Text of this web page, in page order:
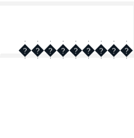
���������